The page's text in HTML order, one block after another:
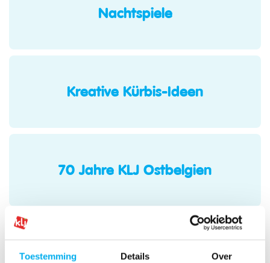
Toestemming Details Over
Nachtspiele
Kreative Kürbis-Ideen
70 Jahre KLJ Ostbelgien
Ausflugsideen